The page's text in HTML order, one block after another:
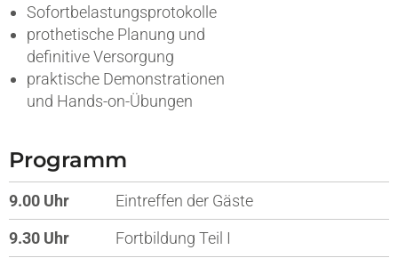
Sofortbelastungsprotokolle
prothetische Planung und
definitive Versorgung
praktische Demonstrationen
und Hands-on-Übungen
Programm
9.00 Uhr
Eintreffen der Gäste
9.30 Uhr
Fortbildung Teil I